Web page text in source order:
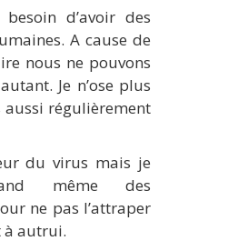
d’avoir des
A cause de
nous ne pouvons
Je n’ose plus
régulièrement
du virus mais je
même des
ne pas l’attraper
autrui.